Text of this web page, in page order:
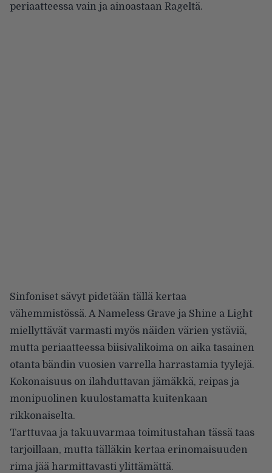
periaatteessa vain ja ainoastaan Rageltä.
Sinfoniset sävyt pidetään tällä kertaa
vähemmistössä. A Nameless Grave ja Shine a Light
miellyttävät varmasti myös näiden värien ystäviä,
mutta periaatteessa biisivalikoima on aika tasainen
otanta bändin vuosien varrella harrastamia tyylejä.
Kokonaisuus on ilahduttavan jämäkkä, reipas ja
monipuolinen kuulostamatta kuitenkaan
rikkonaiselta.
Tarttuvaa ja takuuvarmaa toimitustahan tässä taas
tarjoillaan, mutta tälläkin kertaa erinomaisuuden
rima jää harmittavasti ylittämättä.